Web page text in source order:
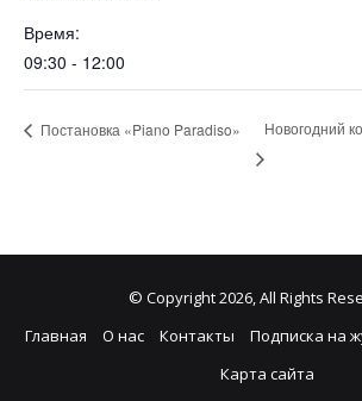
Время:
09:30 - 12:00
Постановка «Piano Paradiso» Новогодний
© Copyright 2026, All Rights
Главная
О нас Контакты
Подписка на
Карта сайта